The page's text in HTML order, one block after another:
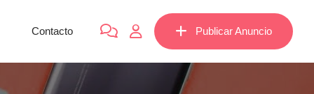
Publicar Anuncio
Contacto